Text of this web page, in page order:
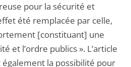
pour la sécurité et
été remplacée par celle,
[constituant] une
et l’ordre publics ». L’article
la possibilité pour